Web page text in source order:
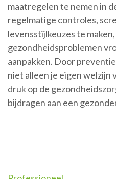
maatregelen te nemen in
regelmatige controles,
levensstijlkeuzes te
gezondheidsproblemen
aanpakken. Door
niet alleen je eigen welzijn
druk op de
bijdragen aan een